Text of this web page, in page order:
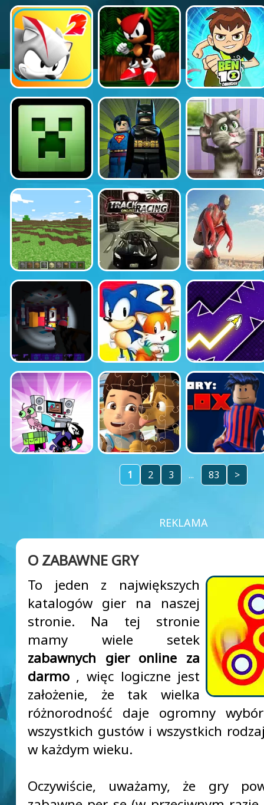
1 2 3 ... 83 >
REKLAMA
O ZABAWNE GRY
To jeden z największych
katalogów gier na naszej
stronie. Na tej stronie
mamy wiele setek
zabawnych gier online za
darmo, więc logiczne jest
założenie, że tak wielka
różnorodność daje ogromny
wszystkich gustów i wszystkich
w każdym wieku.
Oczywiście, uważamy, że gry